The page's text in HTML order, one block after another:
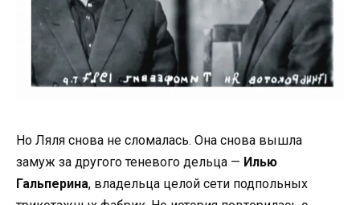
Но Ляля снова не сломалась. Она снова вышла
замуж за другого теневого дельца — Илью
Гальперина, владельца целой сети подпольных